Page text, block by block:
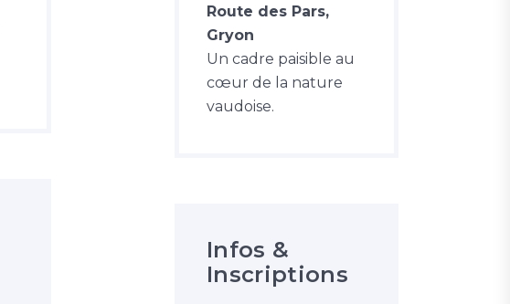
Route des Pars,
Gryon
Un cadre paisible au
cœur de la nature
vaudoise.
Infos &
Inscriptions